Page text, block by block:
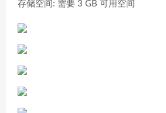
存储空间: 需要 3 GB 可用空间